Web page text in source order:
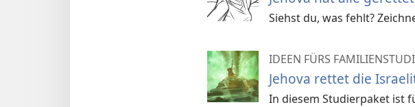
Siehst du, was fehlt?
IDEEN FÜRS
Jehova rettet die
In diesem Studierpaket ist